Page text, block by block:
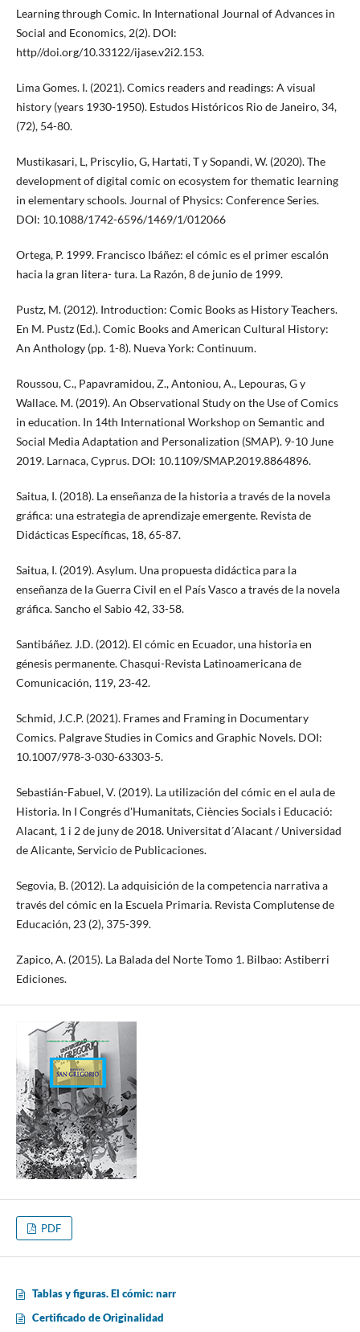
Learning through Comic. In International Journal of Advances in
Social and Economics, 2(2). DOI:
http//doi.org/10.33122/ijase.v2i2.153.
Lima Gomes. I. (2021). Comics readers and readings: A visual
history (years 1930-1950). Estudos Históricos Rio de Janeiro, 34,
(72), 54-80.
Mustikasari, L, Priscylio, G, Hartati, T y Sopandi, W. (2020). The
development of digital comic on ecosystem for thematic learning
in elementary schools. Journal of Physics: Conference Series.
DOI: 10.1088/1742-6596/1469/1/012066
Ortega, P. 1999. Francisco Ibáñez: el cómic es el primer escalón
hacia la gran litera- tura. La Razón, 8 de junio de 1999.
Pustz, M. (2012). Introduction: Comic Books as History Teachers.
En M. Pustz (Ed.). Comic Books and American Cultural History:
An Anthology (pp. 1-8). Nueva York: Continuum.
Roussou, C., Papavramidou, Z., Antoniou, A., Lepouras, G y
Wallace. M. (2019). An Observational Study on the Use of Comics
in education. In 14th International Workshop on Semantic and
Social Media Adaptation and Personalization (SMAP). 9-10 June
2019. Larnaca, Cyprus. DOI: 10.1109/SMAP.2019.8864896.
Saitua, I. (2018). La enseñanza de la historia a través de la novela
gráfica: una estrategia de aprendizaje emergente. Revista de
Didácticas Específicas, 18, 65-87.
Saitua, I. (2019). Asylum. Una propuesta didáctica para la
enseñanza de la Guerra Civil en el País Vasco a través de la novela
gráfica. Sancho el Sabio 42, 33-58.
Santibáñez. J.D. (2012). El cómic en Ecuador, una historia en
génesis permanente. Chasqui-Revista Latinoamericana de
Comunicación, 119, 23-42.
Schmid, J.C.P. (2021). Frames and Framing in Documentary
Comics. Palgrave Studies in Comics and Graphic Novels. DOI:
10.1007/978-3-030-63303-5.
Sebastián-Fabuel, V. (2019). La utilización del cómic en el aula de
Historia. In I Congrés d'Humanitats, Ciències Socials i Educació:
Alacant, 1 i 2 de juny de 2018. Universitat d´Alacant / Universidad
de Alicante, Servicio de Publicaciones.
Segovia, B. (2012). La adquisición de la competencia narrativa a
través del cómic en la Escuela Primaria. Revista Complutense de
Educación, 23 (2), 375-399.
Zapico, A. (2015). La Balada del Norte Tomo 1. Bilbao: Astiberri
Ediciones.
PDF
Tablas y figuras. El cómic: narr
Certificado de Originalidad